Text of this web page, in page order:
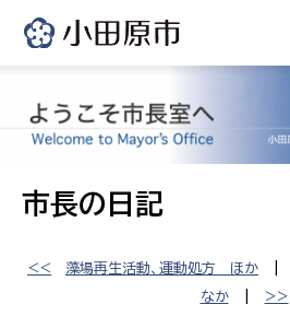
市長の日記
<< 藻場再生活動、運動処方 ほか
なか| >>